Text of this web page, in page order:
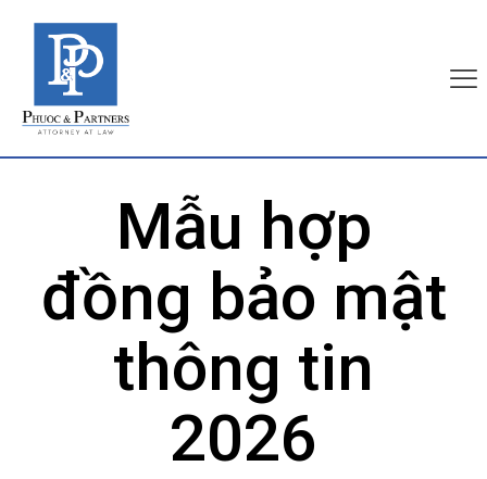
Mẫu hợp
đồng bảo mật
thông tin
2026